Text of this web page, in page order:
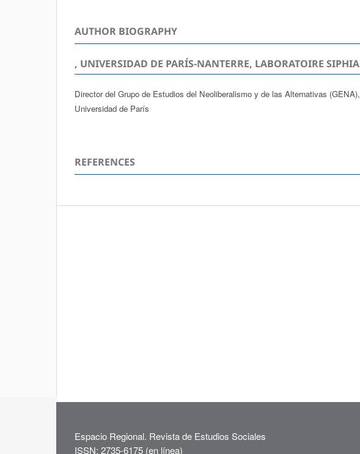
AUTHOR BIOGRAPHY
, UNIVERSIDAD DE PARÍS-NANTERRE, LABORATOIRE
Director del Grupo de Estudios del Neoliberalismo y de las Alternativas
Universidad de París
REFERENCES
Espacio Regional. Revista de Estudios Sociales
ISSN: 2735-6175 (en línea)